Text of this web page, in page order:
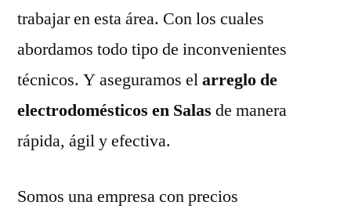
trabajar en esta área. Con los cuales
abordamos todo tipo de inconvenientes
técnicos. Y aseguramos elarreglo de
electrodomésticos en Salas de manera
rápida, ágil y efectiva.
Somos una empresa con precios